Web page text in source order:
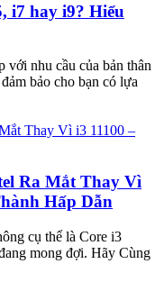
i7 hay i9? Hiểu
với nhu cầu của bản thân
bảo cho bạn có lựa
Ra Mắt Thay Vì
Hấp Dẫn
cụ thể là Core i3
mong đợi. Hãy Cùng